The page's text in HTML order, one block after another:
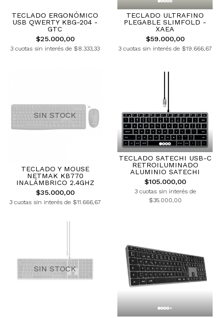
TECLADO ERGONÓMICO
USB QWERTY KBG-204 -
GTC
$25.000,00
3 cuotas sin interés de $8.333,33
TECLADO ULTRAFINO
PLEGABLE SLIMFOLD -
XAEA
$59.000,00
3 cuotas sin interés de $19.666,67
SIN STOCK
TECLADO Y MOUSE
NETMAK KB770
INALÁMBRICO 2.4GHZ
$35.000,00
3 cuotas sin interés de $11.666,67
TECLADO SATECHI USB-C
RETROILUMINADO
ALUMINIO SATECHI
$105.000,00
3 cuotas sin interés de
$35.000,00
SIN STOCK